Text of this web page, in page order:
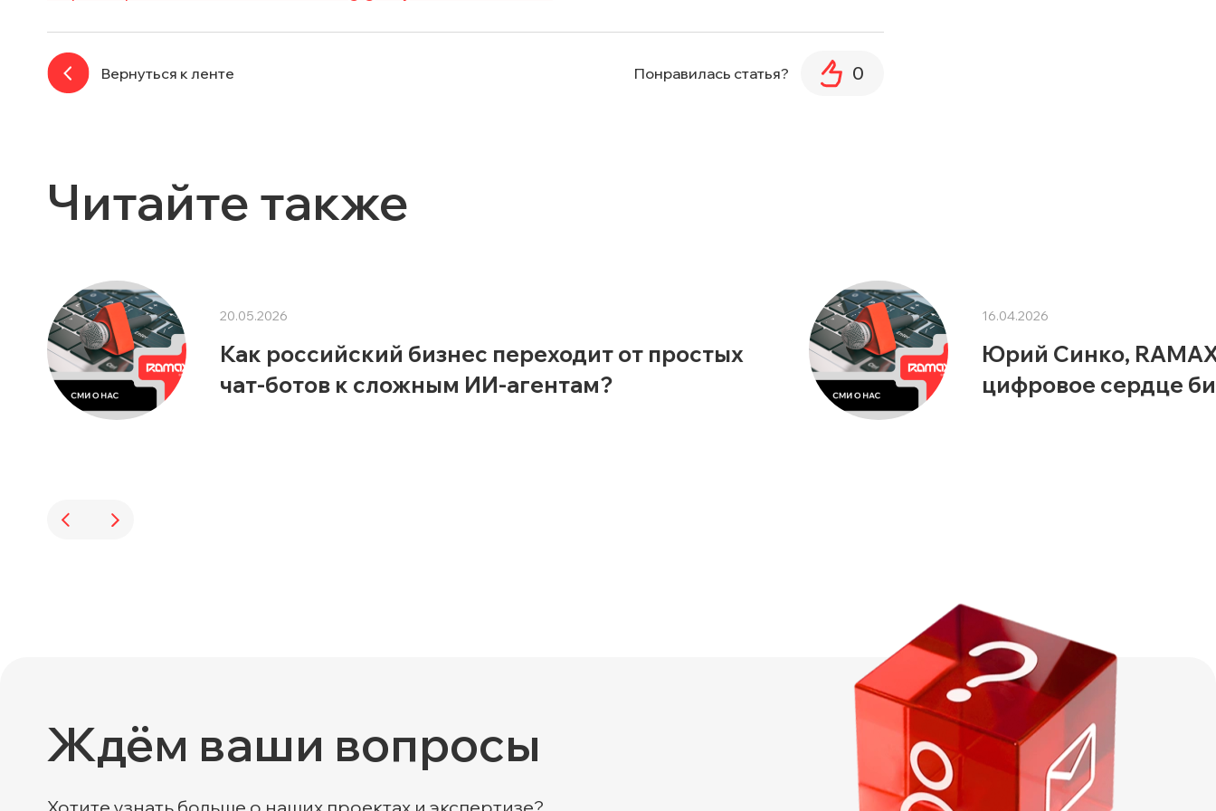
Вернуться к ленте Понравилась статья? 0
Читайте также
20.05.2026
Как российский бизнес переходит от простых
чат-ботов к сложным ИИ-агентам?
16.04.2026
Юрий Синко, RAMAX
цифровое сердце
Ждём ваши вопросы